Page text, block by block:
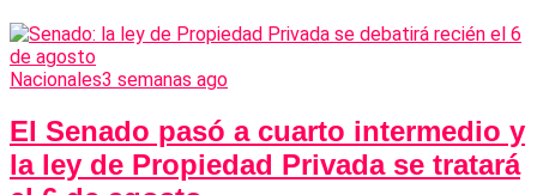
Nacionales3 semanas ago
El Senado pasó a cuarto intermedio y
la ley de Propiedad Privada se tratará